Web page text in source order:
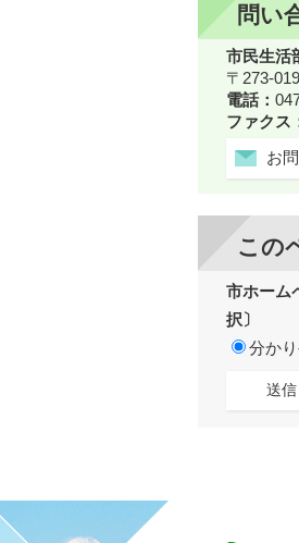
問い
市民生
〒273-
電話：
ファクス
お
この
市ホーム
択〕
分か